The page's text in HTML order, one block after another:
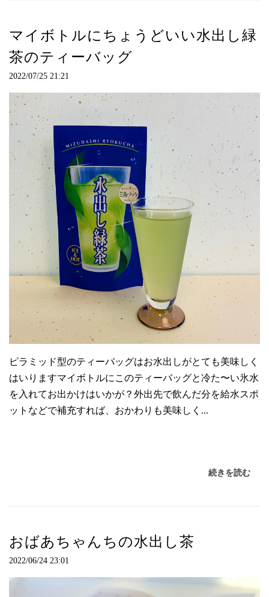
マイボトルにちょうどいい水出し緑
茶のティーバッグ
2022/07/25 21:21
ピラミッド型のティーバッグはお水出しがとても美味しく
はいりますマイボトルにこのティーバッグと冷た〜い氷水
を入れてお出かけはいかが？外出先で飲んだ分を給水スポ
ットなどで補充すれば、おかわりも美味しく...
続きを読む
おばあちゃんちの水出し茶
2022/06/24 23:01